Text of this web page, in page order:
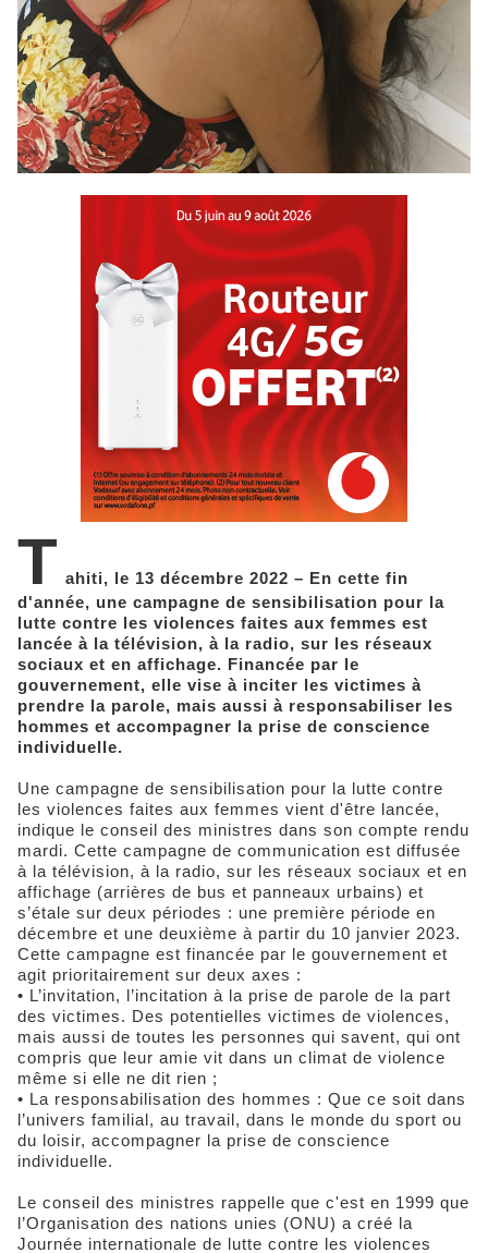
T ahiti, le 13 décembre 2022 – En cette fin
d'année, une campagne de sensibilisation pour la
lutte contre les violences faites aux femmes est
lancée à la télévision, à la radio, sur les réseaux
sociaux et en affichage. Financée par le
gouvernement, elle vise à inciter les victimes à
prendre la parole, mais aussi à responsabiliser les
hommes et accompagner la prise de conscience
individuelle.
Une campagne de sensibilisation pour la lutte contre
les violences faites aux femmes vient d'être lancée,
indique le conseil des ministres dans son compte rendu
mardi. Cette campagne de communication est diffusée
à la télévision, à la radio, sur les réseaux sociaux et en
affichage (arrières de bus et panneaux urbains) et
s’étale sur deux périodes : une première période en
décembre et une deuxième à partir du 10 janvier 2023.
Cette campagne est financée par le gouvernement et
agit prioritairement sur deux axes :
• L’invitation, l’incitation à la prise de parole de la part
des victimes. Des potentielles victimes de violences,
mais aussi de toutes les personnes qui savent, qui ont
compris que leur amie vit dans un climat de violence
même si elle ne dit rien ;
• La responsabilisation des hommes : Que ce soit dans
l’univers familial, au travail, dans le monde du sport ou
du loisir, accompagner la prise de conscience
individuelle.
Le conseil des ministres rappelle que c'est en 1999 que
l’Organisation des nations unies (ONU) a créé la
Journée internationale de lutte contre les violences